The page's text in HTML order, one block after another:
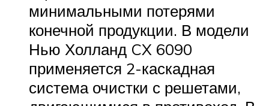
минимальными потерями
конечной продукции. В модели
Нью Холланд CX 6090
применяется 2-каскадная
система очистки с решетами,